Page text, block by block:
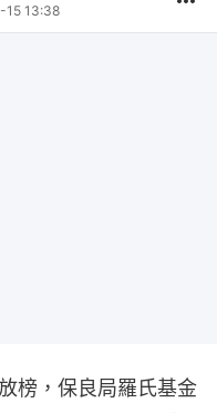
13:38
榜，保良局羅氏基金